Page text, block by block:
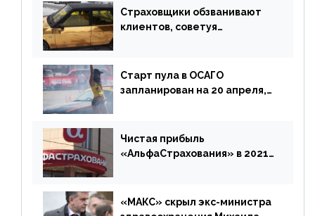
Страховщики обзванивают
клиентов, советуя
Старт пула в ОСАГО
запланирован на 20 апреля,
дублировать [дополнено]
Чистая прибыль
«АльфаСтрахования» в 2021
«МАКС» скрыл экс-министра